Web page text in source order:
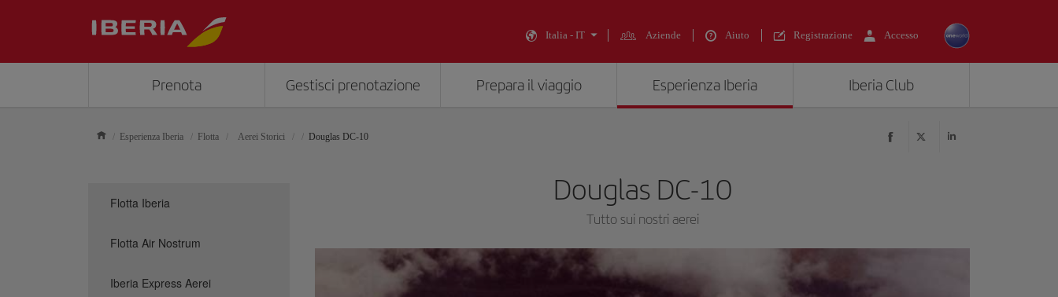
Italia - IT Aziende Aiuto Registrazione Accesso
Prenota Gestisci prenotazione Prepara il viaggio Esperienza Iberia Iberia Club
Esperienza Iberia Flotta Aerei Storici Douglas DC-10
Douglas DC-10
Tutto sui nostri aerei
Flotta Iberia
Flotta Air Nostrum
Iberia Express Aerei